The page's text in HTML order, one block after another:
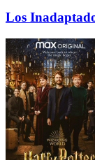
Los